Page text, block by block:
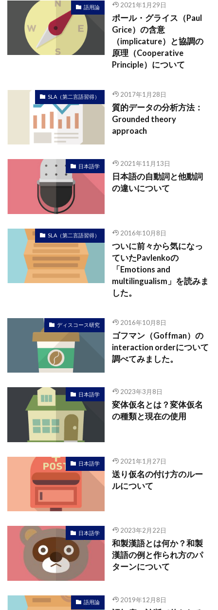
語用論 2021年1月29日
ポール・グライス（Paul
Grice）の含意
（implicature）と協調の
原理（Cooperative
Principle）について
SLA（第二言語習得） 2017年1月28日
質的データの分析方法：
Grounded theory
approach
日本語学 2021年11月13日
日本語の自動詞と他動詞
の違いについて
SLA（第二言語習得） 2016年10月8日
ついに前々から気になっ
ていたPavlenkoの
「Emotions and
multilingualism」を読みま
した。
ディスコース研究 2016年10月8日
ゴフマン（Goffman）の
interaction orderについて
調べてみました。
日本語学 2023年3月8日
変体仮名とは？変体仮名
の種類と現在の使用
日本語学 2021年1月27日
送り仮名の付け方のルー
ルについて
日本語学 2023年2月22日
和製漢語とは何か？和製
漢語の例と作られ方のパ
ターンについて
語用論 2019年12月8日